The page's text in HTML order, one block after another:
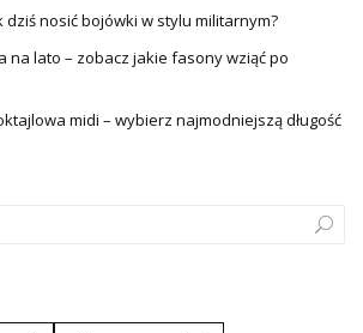
dziś nosić bojówki w stylu militarnym?
na lato – zobacz jakie fasony wziąć po
midi – wybierz najmodniejszą długość